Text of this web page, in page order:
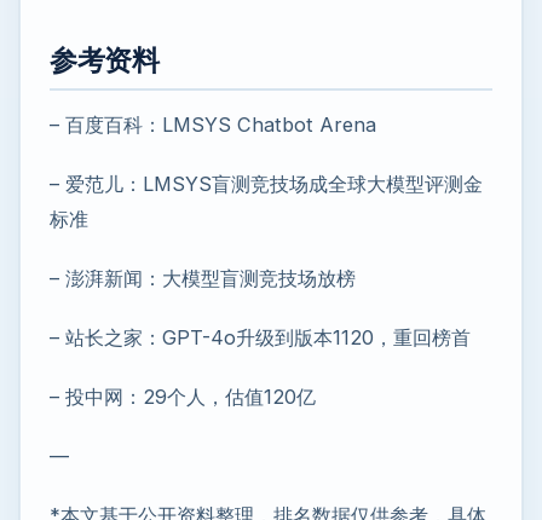
参考资料
– 百度百科：LMSYS Chatbot Arena
– 爱范儿：LMSYS盲测竞技场成全球大模型评测金
标准
– 澎湃新闻：大模型盲测竞技场放榜
– 站长之家：GPT-4o升级到版本1120，重回榜首
– 投中网：29个人，估值120亿
—
*本文基于公开资料整理，排名数据仅供参考，具体